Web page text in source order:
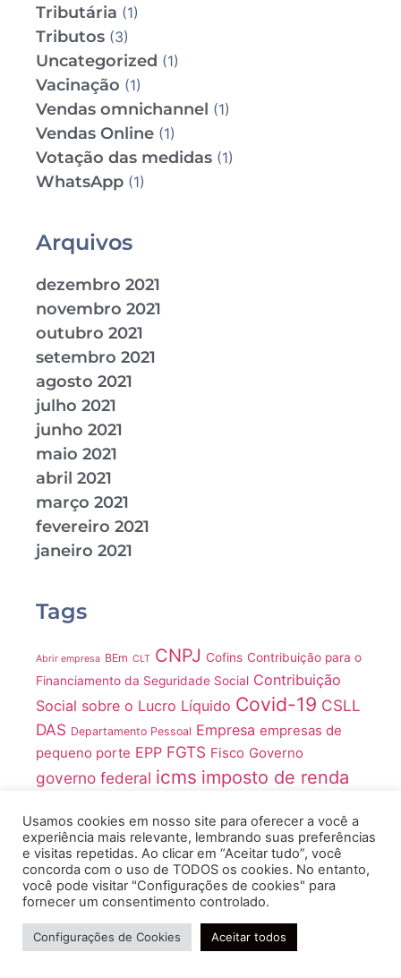
Tributária (1)
Tributos (3)
Uncategorized (1)
Vacinação (1)
Vendas omnichannel (1)
Vendas Online (1)
Votação das medidas (1)
WhatsApp (1)
Arquivos
dezembro 2021
novembro 2021
outubro 2021
setembro 2021
agosto 2021
julho 2021
junho 2021
maio 2021
abril 2021
março 2021
fevereiro 2021
janeiro 2021
Tags
Abrir empresa BEm CLT CNPJ Cofins Contribuição para o
Financiamento da Seguridade Social Contribuição
Social sobre o Lucro Líquido Covid-19 CSLL
DAS Departamento Pessoal Empresa empresas de
pequeno porte EPP FGTS Fisco Governo
governo federal icms imposto de renda
IPI IR IR 2021 IRPJ ISS Juros LGPD Lucro Real ME
Medida Provisória MEI
Microempreendedores Individuais
Microempreendedor Individual microempresas
da Economia MP Pandemia Pronampe
Usamos cookies em nosso site para oferecer a você a
experiência mais relevante, lembrando suas preferências
e visitas repetidas. Ao clicar em “Aceitar tudo”, você
concorda com o uso de TODOS os cookies. No entanto,
você pode visitar "Configurações de cookies" para
fornecer um consentimento controlado.
Configurações de Cookies Aceitar todos
Precisa de ajuda?